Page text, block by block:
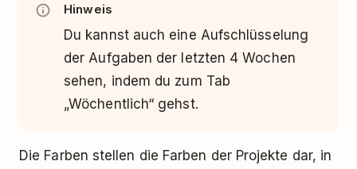
Hinweis
Du kannst auch eine Aufschlüsselung
der Aufgaben der letzten 4 Wochen
sehen, indem du zum Tab
„Wöchentlich“ gehst.
Die Farben stellen die Farben der Projekte dar, in